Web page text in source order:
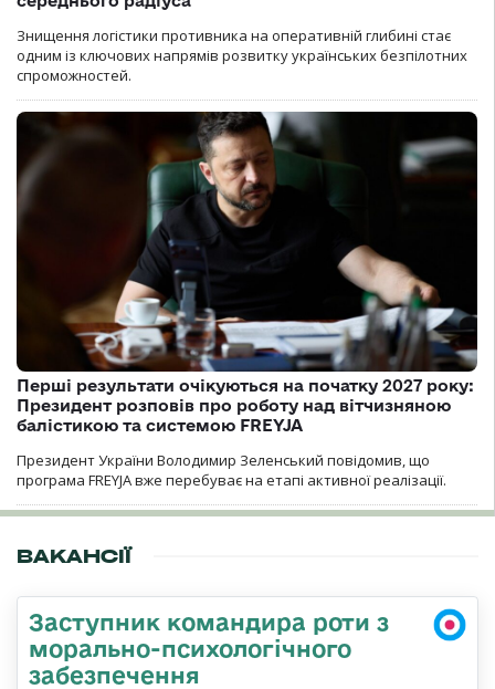
Знищення логістики противника на оперативній глибині стає
одним із ключових напрямів розвитку українських безпілотних
спроможностей.
Перші результати очікуються на початку 2027 року:
Президент розповів про роботу над вітчизняною
балістикою та системою FREYJA
Президент України Володимир Зеленський повідомив, що
програма FREYJA вже перебуває на етапі активної реалізації.
ВАКАНСІЇ
Заступник командира роти з
морально-психологічного
забезпечення